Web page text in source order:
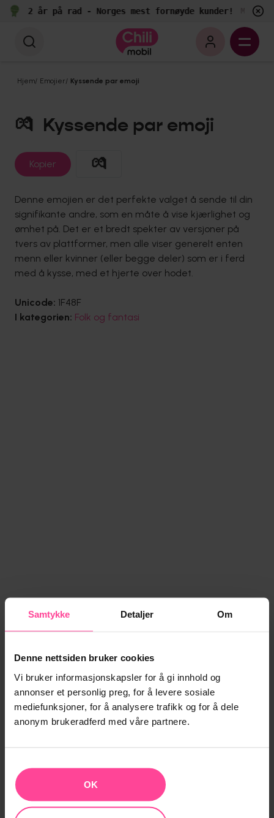
Samtykke Detaljer Om
Denne nettsiden bruker cookies
Vi bruker informasjonskapsler for å gi innhold og
annonser et personlig preg, for å levere sosiale
mediefunksjoner, for å analysere trafikk og for å dele
anonym brukeradferd med våre partnere.
OK
2 år på rad - Norges mest fornøyde kunder! Målt av
Hjem/ Emojier/ Kyssende par emoji
💏 Kyssende par emoji
Kopier 💏
Denne emojien er det perfekte valget å sende til din
signifikante andre, som en måte å vise kjærlighet og
ømhet på. Det er et bredt spekter av versjoner på
tvers av plattformer, men alle viser generelt enten
menn eller kvinner (eller begge deler) som er i ferd
med å kysse, med et hjerte over hodet.
Unicode: 1F48F
I kategorien: Folk og fantasi